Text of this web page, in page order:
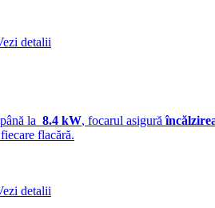
detalii
la 8.4 kW, focarul asigură
flacără.
detalii